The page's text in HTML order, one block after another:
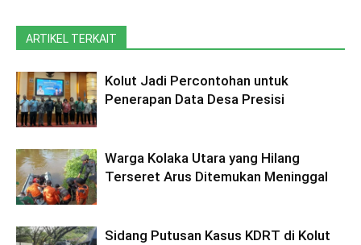
ARTIKEL TERKAIT
Kolut Jadi Percontohan untuk
Penerapan Data Desa Presisi
Warga Kolaka Utara yang Hilang
Terseret Arus Ditemukan Meninggal
Sidang Putusan Kasus KDRT di Kolut